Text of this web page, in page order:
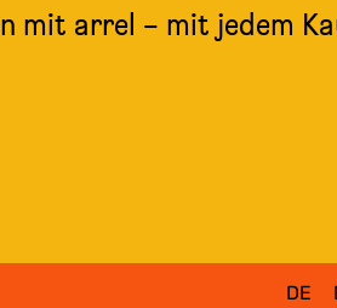
mit arrel – mit jedem
DE